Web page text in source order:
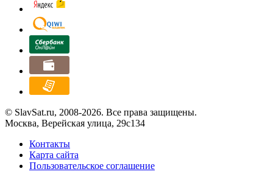
© SlavSat.ru, 2008-2026. Все права защищены.
Москва, Верейская улица, 29с134
Контакты
Карта сайта
Пользовательское соглашение